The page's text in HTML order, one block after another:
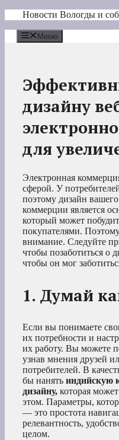
Перейти
содержимому
Новости Вологды и
Меню
дизайну
для
Электронная
сферой. У
поэтому дизайн
коммерции является
который может
покупателями.
внимание. Следуйте
чтобы позаботиться о
чтобы он мог
1. Думай
Если вы понимаете
их потребности и
их работу. Вы можете
узнав мнения друзей
потребителей. В
бы нанять индийскую
дизайну, которая
этом. Параметры,
— это простота
релевантность,
целом.